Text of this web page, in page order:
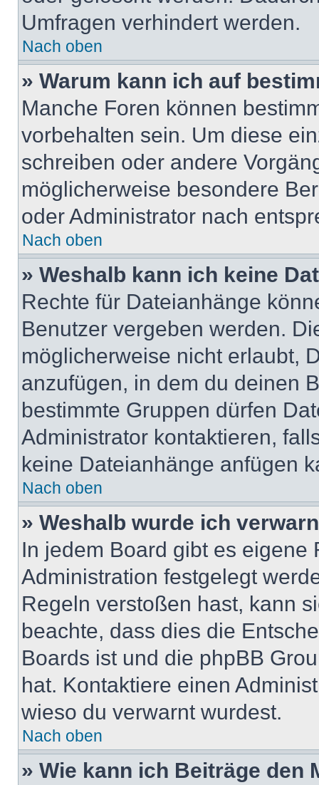
Umfragen verhindert werden.
Nach oben
» Warum kann ich auf
Manche Foren können
vorbehalten sein. Um diese
schreiben oder andere
möglicherweise besondere
oder Administrator nach
Nach oben
» Weshalb kann ich keine
Rechte für Dateianhänge
Benutzer vergeben werden.
möglicherweise nicht erlaubt,
anzufügen, in dem du deinen
bestimmte Gruppen dürfen
Administrator kontaktieren,
keine Dateianhänge anfügen
Nach oben
» Weshalb wurde ich
In jedem Board gibt es
Administration festgelegt
Regeln verstoßen hast, kann
beachte, dass dies die
Boards ist und die phpBB
hat. Kontaktiere einen
wieso du verwarnt wurdest.
Nach oben
» Wie kann ich Beiträge den